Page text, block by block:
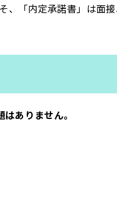
、「内定承諾書」は面
ありません。